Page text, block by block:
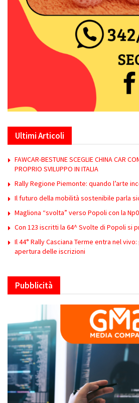
Ultimi Articoli
FAWCAR-BESTUNE SCEGLIE CHINA CAR
PROPRIO SVILUPPO IN ITALIA
Rally Regione Piemonte: quando l’arte
Il futuro della mobilità sostenibile parla
Magliona “svolta” verso Popoli con la
Con 123 iscritti la 64^ Svolte di Popoli si
Il 44° Rally Casciana Terme entra nel
apertura delle iscrizioni
Pubblicità